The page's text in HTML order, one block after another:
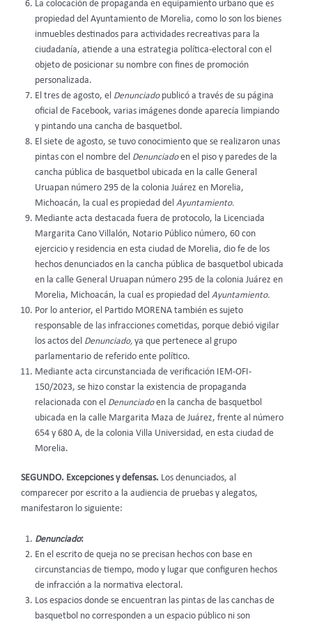
La colocación de propaganda en equipamiento urbano que es
propiedad del Ayuntamiento de Morelia, como lo son los bienes
inmuebles destinados para actividades recreativas para la
ciudadanía, atiende a una estrategia política-electoral con el
objeto de posicionar su nombre con fines de promoción
personalizada.
El tres de agosto, el Denunciado publicó a través de su página
oficial de Facebook, varias imágenes donde aparecía limpiando
y pintando una cancha de basquetbol.
El siete de agosto, se tuvo conocimiento que se realizaron unas
pintas con el nombre del Denunciadoen el piso y paredes de la
cancha pública de basquetbol ubicada en la calle General
Uruapan número 295 de la colonia Juárez en Morelia,
Michoacán, la cual es propiedad del Ayuntamiento.
Mediante acta destacada fuera de protocolo, la Licenciada
Margarita Cano Villalón, Notario Público número, 60 con
ejercicio y residencia en esta ciudad de Morelia, dio fe de los
hechos denunciados en la cancha pública de basquetbol ubicada
en la calle General Uruapan número 295 de la colonia Juárez en
Morelia, Michoacán, la cual es propiedad del Ayuntamiento.
Por lo anterior, el Partido MORENA también es sujeto
responsable de las infracciones cometidas, porque debió vigilar
los actos del Denunciado, ya que pertenece al grupo
parlamentario de referido ente político.
Mediante acta circunstanciada de verificación IEM-OFI-
150/2023, se hizo constar la existencia de propaganda
relacionada con el Denunciadoen la cancha de basquetbol
ubicada en la calle Margarita Maza de Juárez, frente al número
654 y 680 A, de la colonia Villa Universidad, en esta ciudad de
Morelia.
SEGUNDO. Excepciones y defensas. Los denunciados, al
comparecer por escrito a la audiencia de pruebas y alegatos,
manifestaron lo siguiente:
Denunciado:
En el escrito de queja no se precisan hechos con base en
circunstancias de tiempo, modo y lugar que configuren hechos
de infracción a la normativa electoral.
Los espacios donde se encuentran las pintas de las canchas de
basquetbol no corresponden a un espacio público ni son